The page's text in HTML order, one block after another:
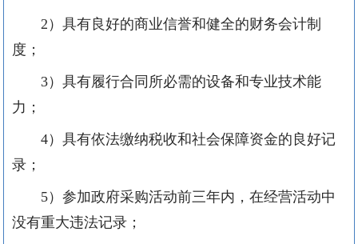
2 ）具有良好的商业信誉和健全的财务会计制
度；
3）具有履行合同所必需的设备和专业技术能
力；
4）具有依法缴纳税收和社会保障资金的良好记
录；
5）参加政府采购活动前三年内，在经营活动中
没有重大违法记录；